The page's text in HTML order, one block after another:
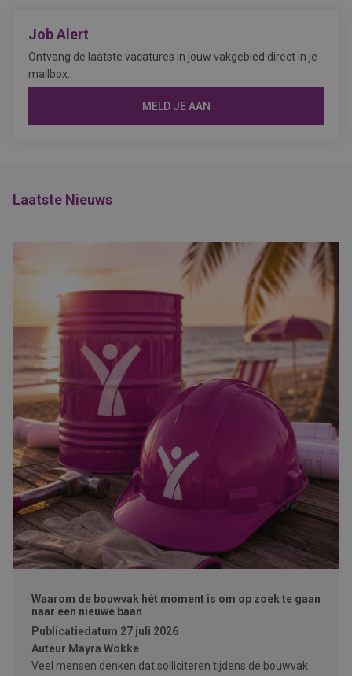
Job Alert
Ontvang de laatste vacatures in jouw vakgebied direct in je
mailbox.
MELD JE AAN
Laatste Nieuws
Waarom de bouwvak hét moment is om op zoek te gaan
naar een nieuwe baan
Publicatiedatum 27 juli 2026
Auteur Mayra Wokke
Veel mensen denken dat solliciteren tijdens de bouwvak